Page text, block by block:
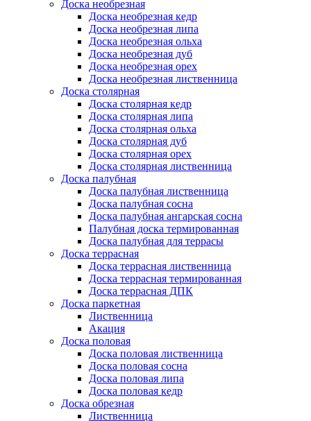
Доска необрезная
Доска необрезная кедр
Доска необрезная липа
Доска необрезная ольха
Доска необрезная дуб
Доска необрезная орех
Доска необрезная лиственница
Доска столярная
Доска столярная кедр
Доска столярная липа
Доска столярная ольха
Доска столярная дуб
Доска столярная орех
Доска столярная лиственница
Доска палубная
Доска палубная лиственница
Доска палубная сосна
Доска палубная ангарская сосна
Палубная доска термированная
Доска палубная для террасы
Доска террасная
Доска террасная лиственница
Доска террасная термированная
Доска террасная ДПК
Доска паркетная
Лиственница
Акация
Доска половая
Доска половая лиственница
Доска половая сосна
Доска половая липа
Доска половая кедр
Доска обрезная
Лиственница